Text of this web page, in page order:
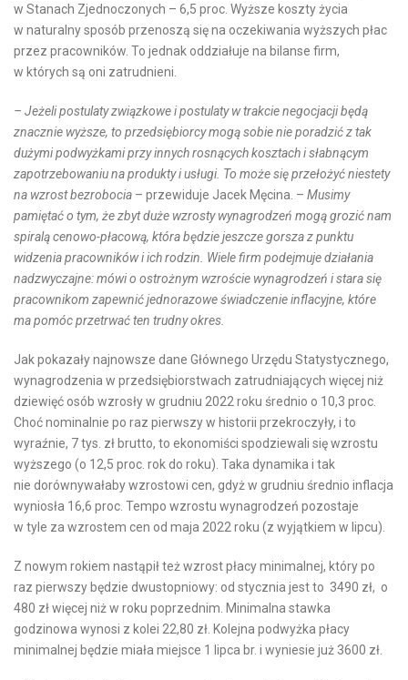
w Stanach Zjednoczonych – 6,5 proc. Wyższe koszty życia
w naturalny sposób przenoszą się na oczekiwania wyższych płac
przez pracowników. To jednak oddziałuje na bilanse firm,
w których są oni zatrudnieni.
– Jeżeli postulaty związkowe i postulaty w trakcie negocjacji będą
znacznie wyższe, to przedsiębiorcy mogą sobie nie poradzić z tak
dużymi podwyżkami przy innych rosnących kosztach i słabnącym
zapotrzebowaniu na produkty i usługi. To może się przełożyć niestety
na wzrost bezrobocia – przewiduje Jacek Męcina. – Musimy
pamiętać o tym, że zbyt duże wzrosty wynagrodzeń mogą grozić nam
spiralą cenowo-płacową, która będzie jeszcze gorsza z punktu
widzenia pracowników i ich rodzin. Wiele firm podejmuje działania
nadzwyczajne: mówi o ostrożnym wzroście wynagrodzeń i stara się
pracownikom zapewnić jednorazowe świadczenie inflacyjne, które
ma pomóc przetrwać ten trudny okres.
Jak pokazały najnowsze dane Głównego Urzędu Statystycznego,
wynagrodzenia w przedsiębiorstwach zatrudniających więcej niż
dziewięć osób wzrosły w grudniu 2022 roku średnio o 10,3 proc.
Choć nominalnie po raz pierwszy w historii przekroczyły, i to
wyraźnie, 7 tys. zł brutto, to ekonomiści spodziewali się wzrostu
wyższego (o 12,5 proc. rok do roku). Taka dynamika i tak
nie dorównywałaby wzrostowi cen, gdyż w grudniu średnio inflacja
wyniosła 16,6 proc. Tempo wzrostu wynagrodzeń pozostaje
w tyle za wzrostem cen od maja 2022 roku (z wyjątkiem w lipcu).
Z nowym rokiem nastąpił też wzrost płacy minimalnej, który po
raz pierwszy będzie dwustopniowy: od stycznia jest to 3490 zł, o
480 zł więcej niż w roku poprzednim. Minimalna stawka
godzinowa wynosi z kolei 22,80 zł. Kolejna podwyżka płacy
minimalnej będzie miała miejsce 1 lipca br. i wyniesie już 3600 zł.